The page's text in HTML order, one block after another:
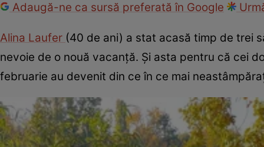
Adaugă-ne ca sursă preferată în Google
Alina Laufer (40 de ani) a stat acasă timp de trei
nevoie de o nouă vacanță. Și asta pentru că cei
februarie au devenit din ce în ce mai